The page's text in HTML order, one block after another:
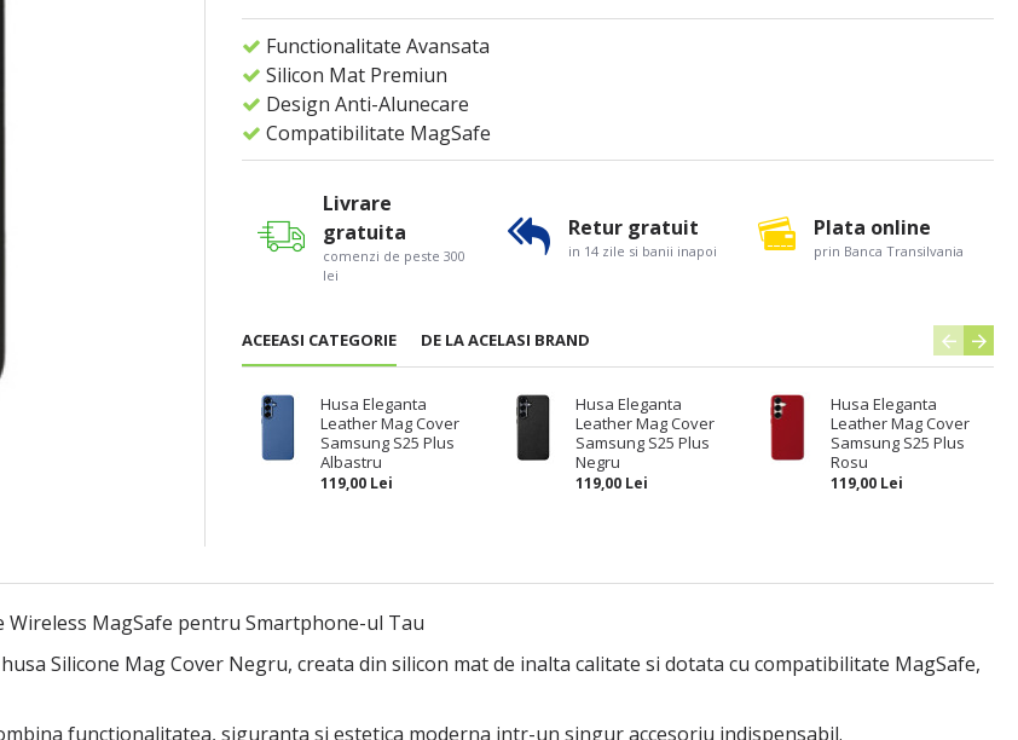
Functionalitate Avansata
Silicon Mat Premiun
Design Anti-Alunecare
Compatibilitate MagSafe
ACEEASI CATEGORIE DE LA ACELASI BRAND
Husa Eleganta
Leather Mag Cover
Samsung S25 Plus
Albastru
119,00 Lei
Husa Eleganta
Leather Mag Cover
Samsung S25 Plus
Negru
119,00 Lei
Husa Eleganta
Leather Mag Cover
Samsung S25 Plus
Rosu
119,00 Lei
Livrare
gratuita
comenzi de peste 300
lei
Retur gratuit
in 14 zile si banii inapoi
Plata online
prin Banca Transilvania
Wireless MagSafe pentru Smartphone-ul Tau
Silicone Mag Cover Negru, creata din silicon mat de inalta calitate si dotata cu compatibilitate MagSafe,
functionalitatea, siguranta si estetica moderna intr-un singur accesoriu indispensabil.